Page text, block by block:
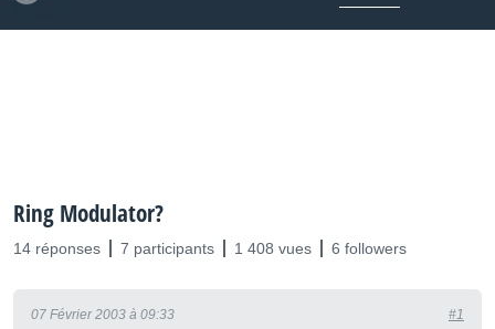
Ring Modulator?
14 réponses 7 participants 1 408 vues 6 followers
07 Février 2003 à 09:33 #1